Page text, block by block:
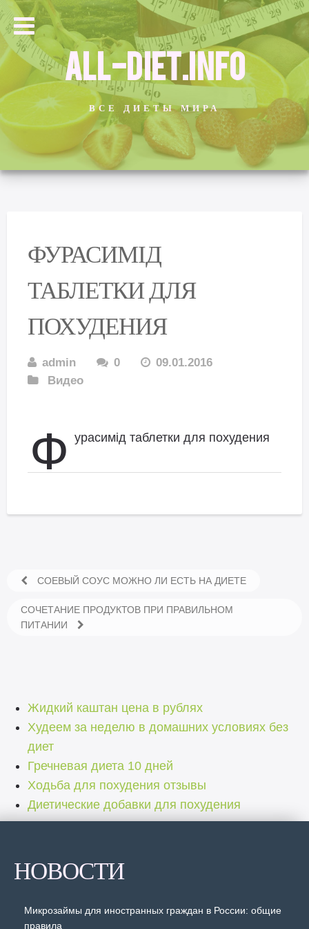
ALL-DIET.INFO
ВСЕ ДИЕТЫ МИРА
ФУРАСИМІД
ТАБЛЕТКИ ДЛЯ
ПОХУДЕНИЯ
admin 0
09.01.2016
Видео
Ф урасимід таблетки для похудения
СОЕВЫЙ СОУС МОЖНО ЛИ ЕСТЬ НА ДИЕТЕ
СОЧЕТАНИЕ ПРОДУКТОВ ПРИ ПРАВИЛЬНОМ
ПИТАНИИ
Жидкий каштан цена в рублях
Худеем за неделю в домашних условиях без
диет
Гречневая диета 10 дней
Ходьба для похудения отзывы
Диетические добавки для похудения
НОВОСТИ
Микрозаймы для иностранных граждан в России: общие
правила